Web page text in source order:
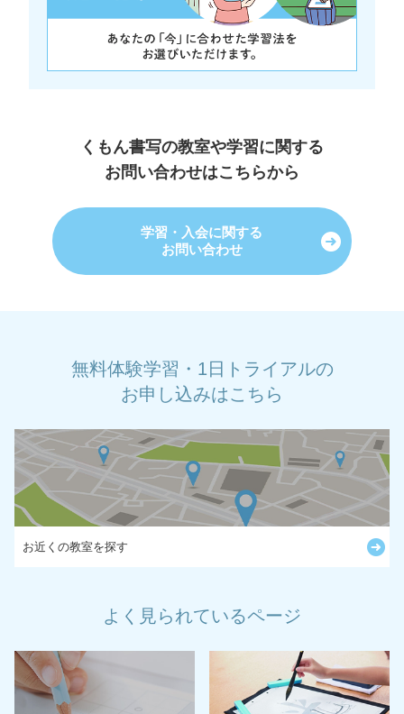
くもん書写の教室や学習に関する
お問い合わせはこちらから
学習・入会に関する
お問い合わせ
無料体験学習・1日トライアルの
お申し込みはこちら
お近くの教室を探す
よく見られているページ